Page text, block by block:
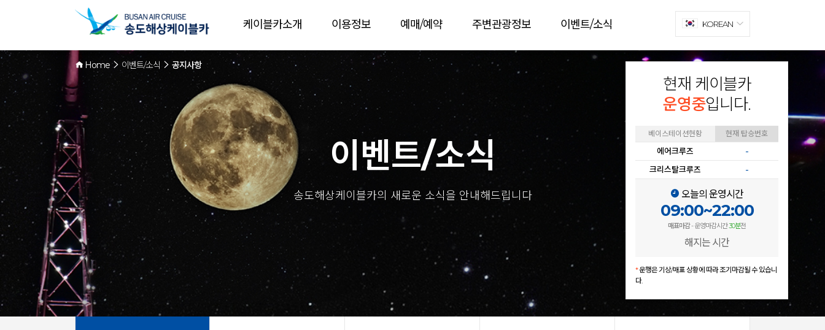
현재 케이블카
운영중입니다.
베이스테이션현황 현재 탑승번호
에어크루즈
-
크리스탈크루즈
-
오늘의 운영시간
09:00~22:00
매표마감- 운영마감시간30분전
해지는 시간
*운행은 기상/매표 상황에 따라 조기마감될 수 있습니
다.
케이블카소개 이용정보 예매/예약 주변관광정보 이벤트/소식 KOREAN
Home 이벤트/소식 공지사항
이벤트/소식
송도해상케이블카의 새로운 소식을 안내해드립니다